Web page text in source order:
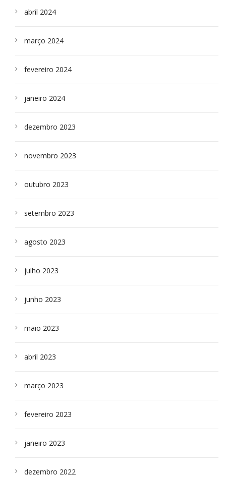
abril 2024
março 2024
fevereiro 2024
janeiro 2024
dezembro 2023
novembro 2023
outubro 2023
setembro 2023
agosto 2023
julho 2023
junho 2023
maio 2023
abril 2023
março 2023
fevereiro 2023
janeiro 2023
dezembro 2022